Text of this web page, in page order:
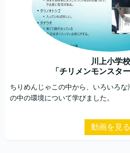
川上小学校
「チリメンモンスタ
ちりめんじゃこの中から、いろいろ
の中の環境について学びました。
動画を見る